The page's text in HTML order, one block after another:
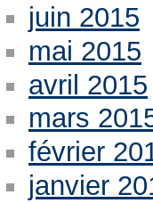
juin 2015
mai 2015
avril 2015
mars
février
janvier